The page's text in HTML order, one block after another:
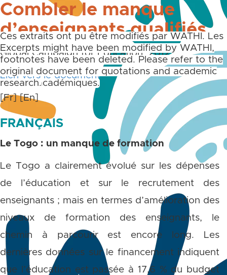
Combler le manque
d’enseignants qualifiés
Global Campaign for Education, 2012.
Lien vers le document
[Fr] [En]
FRANÇAIS
Le Togo : un manque de formation
Le Togo a clairement évolué sur les dépenses
de l’éducation et sur le recrutement des
enseignants ; mais en termes d’amélioration des
niveaux de formation des enseignants, le
chemin à parcourir est encore long. Les
dernières données sur le financement indiquent
que l’éducation est passée à 17,6 % du budget
Ces extraits ont pu être modifiés par WATHI. Les
notes de bas et de fin de page ne sont pas
reprises. Merci de toujours vous référer aux
documents originaux pour des citations et des
travaux académiques.
Excerpts might have been modified by WATHI,
footnotes have been deleted. Please refer to the
original document for quotations and academic
research.